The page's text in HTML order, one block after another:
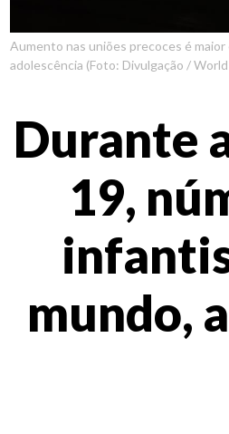
Aumento nas uniões precoces é maior
adolescência (Foto: Divulgação /
Durante
19,
mundo,